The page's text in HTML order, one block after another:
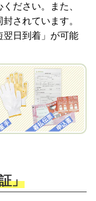
確認し、梱包キット
包キットは送料無料
る発送ガイドの手順
送いただけます。
認し、梱包キットを
キットは送料無料で
集荷依頼を行い発
送いただけます。
ださい。また、
されています。
翌日到着」が可能
」